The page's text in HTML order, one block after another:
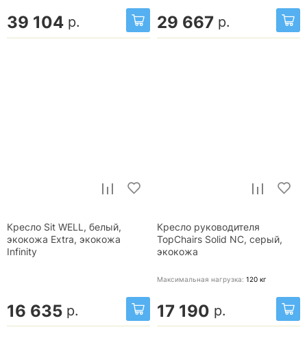
39 104 р. 29 667 р.
Кресло Sit WELL, белый,
экокожа Extra, экокожа
Infinity
16 635 р.
Кресло руководителя
TopChairs Solid NC, серый,
экокожа
Максимальная нагрузка: 120 кг
17 190 р.